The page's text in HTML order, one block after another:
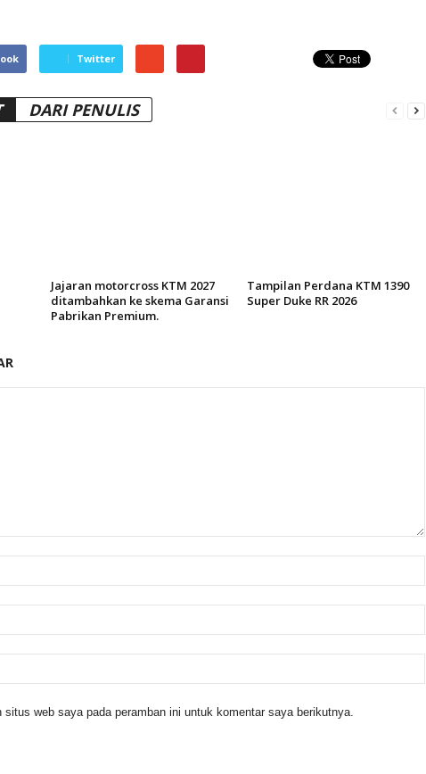
Twitter
DARI PENULIS
Jajaran motorcross KTM 2027
ditambahkan ke skema Garansi
Pabrikan Premium.
Tampilan Perdana KTM 1390
Super Duke RR 2026
situs web saya pada peramban ini untuk komentar saya berikutnya.